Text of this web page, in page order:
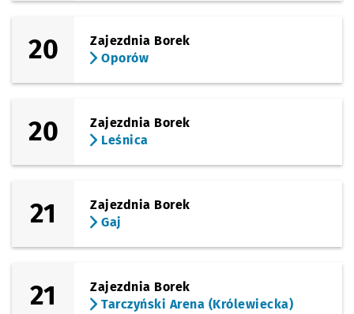
20
Zajezdnia Borek
Oporów
20
Zajezdnia Borek
Leśnica
21
Zajezdnia Borek
Gaj
21
Zajezdnia Borek
Tarczyński Arena (Królewiecka)